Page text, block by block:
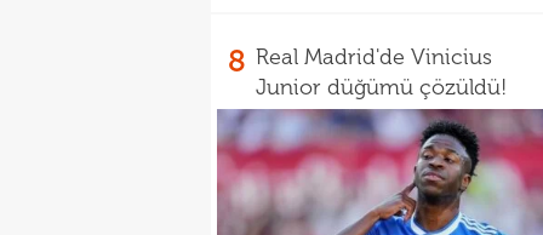
8 Real Madrid'de Vinicius
Junior düğümü çözüldü!